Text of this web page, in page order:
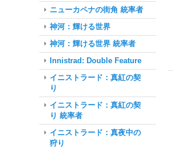
ニューカペナの街角 統率者
神河：輝ける世界
神河：輝ける世界 統率者
Innistrad: Double Feature
イニストラード：真紅の契
り
イニストラード：真紅の契
り 統率者
イニストラード：真夜中の
狩り